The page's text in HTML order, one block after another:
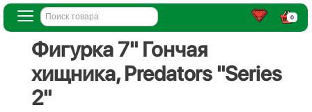
0
Фигурка 7" Гончая
хищника, Predators "Series
2"